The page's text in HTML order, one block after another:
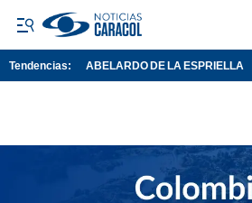
Tendencias: ABELARDO DE LA ESPRIELLA